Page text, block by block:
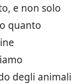
e non solo
quanto
degli animali